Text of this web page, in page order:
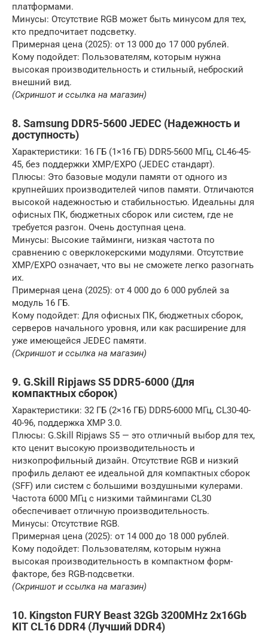
платформами.
Минусы: Отсутствие RGB может быть минусом для тех,
кто предпочитает подсветку.
Примерная цена (2025): от 13 000 до 17 000 рублей.
Кому подойдет: Пользователям, которым нужна
высокая производительность и стильный, неброский
внешний вид.
(Скриншот и ссылка на магазин)
8. Samsung DDR5-5600 JEDEC (Надежность и
доступность)
Характеристики: 16 ГБ (1×16 ГБ) DDR5-5600 МГц, CL46-45-
45, без поддержки XMP/EXPO (JEDEC стандарт).
Плюсы: Это базовые модули памяти от одного из
крупнейших производителей чипов памяти. Отличаются
высокой надежностью и стабильностью. Идеальны для
офисных ПК, бюджетных сборок или систем, где не
требуется разгон. Очень доступная цена.
Минусы: Высокие тайминги, низкая частота по
сравнению с оверклокерскими модулями. Отсутствие
XMP/EXPO означает, что вы не сможете легко разогнать
их.
Примерная цена (2025): от 4 000 до 6 000 рублей за
модуль 16 ГБ.
Кому подойдет: Для офисных ПК, бюджетных сборок,
серверов начального уровня, или как расширение для
уже имеющейся JEDEC памяти.
(Скриншот и ссылка на магазин)
9. G.Skill Ripjaws S5 DDR5-6000 (Для
компактных сборок)
Характеристики: 32 ГБ (2×16 ГБ) DDR5-6000 МГц, CL30-40-
40-96, поддержка XMP 3.0.
Плюсы: G.Skill Ripjaws S5 — это отличный выбор для тех,
кто ценит высокую производительность и
низкопрофильный дизайн. Отсутствие RGB и низкий
профиль делают ее идеальной для компактных сборок
(SFF) или систем с большими воздушными кулерами.
Частота 6000 МГц с низкими таймингами CL30
обеспечивает отличную производительность.
Минусы: Отсутствие RGB.
Примерная цена (2025): от 14 000 до 18 000 рублей.
Кому подойдет: Пользователям, которым нужна
высокая производительность в компактном форм-
факторе, без RGB-подсветки.
(Скриншот и ссылка на магазин)
10. Kingston FURY Beast 32Gb 3200MHz 2x16Gb
KIT CL16 DDR4 (Лучший DDR4)